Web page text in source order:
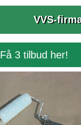
VVS-
Få 3 tilbud her!